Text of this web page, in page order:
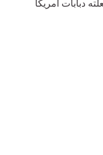
دبابات أمريكا